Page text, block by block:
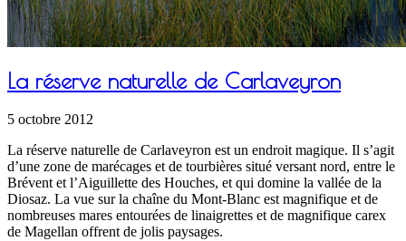
La réserve naturelle de Carlaveyron
5 octobre 2012
La réserve naturelle de Carlaveyron est un endroit magique. Il s’agit
d’une zone de marécages et de tourbières situé versant nord, entre le
Brévent et l’Aiguillette des Houches, et qui domine la vallée de la
Diosaz. La vue sur la chaîne du Mont-Blanc est magnifique et de
nombreuses mares entourées de linaigrettes et de magnifique carex
de Magellan offrent de jolis paysages.